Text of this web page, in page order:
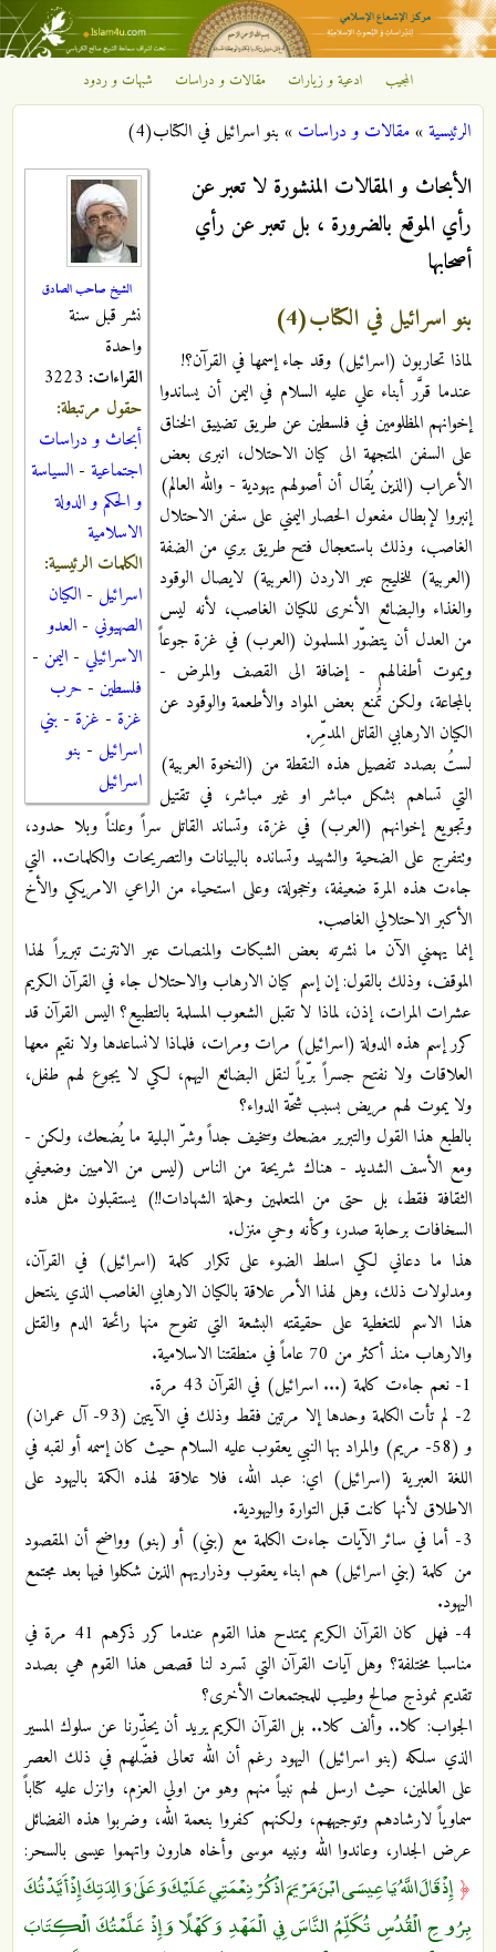
تجاوز إلى المحتوى الرئيسي
مركز
الإشعاع
الإسلامي
المجيب ادعية و زيارات مقالات و دراسات شبهات و ردود
أنت هنا
الرئيسية»مقالات و دراسات » بنو اسرائیل في الکتاب(4)
الشيخ صاحب الصادق
نشر قبل سنة
واحدة
القراءات:
حقول مرتبطة:
أبحاث و دراسات
اجتماعية - السياسة
و الحكم و الدولة
الاسلامية
الكلمات الرئيسية:
اسرائيل - الكيان
الصهيوني - العدو
الاسرائيلي - اليمن -
فلسطين - حرب
غزة - غزة - بني
اسرائيل - بنو
اسرائيل
الأبحاث و المقالات المنشورة لا تعبر عن
رأي الموقع بالضرورة ، بل تعبر عن رأي
أصحابها
بنو اسرائیل في الکتاب(4)
لماذا تحاربون (اسرائیل) وقد جاء إسمها في القرآن؟!
عندما قرَّر أبناء علي عليه السلام في اليمن أن يساندوا
إخوانهم المظلومين في فلسطين عن طريق تضييق الخناق
على السفن المتجهة الى كيان الاحتلال، انبرى بعض
الأعراب (الذين يُقال أن أصولهم يهودية - والله العالم)
إنبروا لإبطال مفعول الحصار اليمني على سفن الاحتلال
الغاصب، وذلك باستعجال فتح طريق بري من الضفة
(العربية) للخليج عبر الاردن (العربية) لايصال الوقود
والغذاء والبضائع الأخرى للكيان الغاصب، لأنه ليس
من العدل أن يتضوّر المسلمون (العرب) في غزة جوعاً
ويموت أطفالهم - إضافة الى القصف والمرض -
بالمجاعة، ولكن تُمنع بعض المواد والأطعمة والوقود عن
الكيان الارهابي القاتل المدمِّر.
لستُ بصدد تفصيل هذه النقطة من (النخوة العربية)
التي تساهم بشكل مباشر او غير مباشر، في تقتيل
وتجويع إخوانهم (العرب) في غزة، وتساند القاتل سراً وعلناً وبلا حدود،
وتتفرج على الضحية والشهيد وتسانده بالبيانات والتصريحات والكلمات.. التي
جاءت هذه المرة ضعيفة، وخجولة، وعلى استحياء من الراعي الامريكي والأخ
الأكبر الاحتلالي الغاصب.
إنما يهمني الآن ما نشرته بعض الشبكات والمنصات عبر الانترنت تبريراً لهذا
الموقف، وذلك بالقول: إن إسم كيان الارهاب والاحتلال جاء في القرآن الكريم
عشرات المرات، إذن، لماذا لا تقبل الشعوب المسلمة بالتطبيع؟ اليس القرآن قد
كرر إسم هذه الدولة (اسرائيل) مرات ومرات، فلماذا لانساعدها ولا نقيم معها
العلاقات ولا نفتح جسراً برّياً لنقل البضائع اليهم، لكي لا يجوع لهم طفل،
ولا يموت لهم مريض بسبب شحّة الدواء؟
بالطبع هذا القول والتبرير مضحك وسخيف جداً وشرّ البلية ما يُضحك، ولكن -
ومع الأسف الشديد - هناك شريحة من الناس (ليس من الاميين وضعيفي
الثقافة فقط، بل حتى من المتعلمين وحملة الشهادات!!) يستقبلون مثل هذه
السخافات برحابة صدر، وكأنه وحي منزل.
هذا ما دعاني لكي اسلط الضوء على تكرار كلمة (اسرائيل) في القرآن،
ومدلولات ذلك، وهل لهذا الأمر علاقة بالكيان الارهابي الغاصب الذي ينتحل
هذا الاسم للتغطية على حقيقته البشعة التي تفوح منها رائحة الدم والقتل
والارهاب منذ أكثر من 70 عاماً في منطقتنا الاسلامية.
1- نعم جاءت كلمة (... اسرائيل) في القرآن 43 مرة.
2- لم تأت الكلمة وحدها إلا مرتين فقط وذلك في الآيتين (93- آل عمران)
و (58- مريم) والمراد بها النبي يعقوب عليه السلام حيث كان إسمه أو لقبه في
اللغة العبرية (اسرائيل) اي: عبد الله، فلا علاقة لهذه الكمة باليهود على
الاطلاق لأنها كانت قبل التوارة واليهودية.
3- أما في سائر الآيات جاءت الكلمة مع (بني) أو (بنو) وواضح أن المقصود
من كلمة (بني اسرائيل) هم ابناء يعقوب وذراريهم الذين شكلوا فيها بعد مجتمع
اليهود.
4- فهل كان القرآن الكريم يمتدح هذا القوم عندما كرر ذكرهم 41 مرة في
مناسبا مختلفة؟ وهل آيات القرآن التي تسرد لنا قصص هذا القوم هي بصدد
تقديم نموذج صالح وطيب للمجتمعات الأخرى؟
الجواب: كلا.. وألف كلا.. بل القرآن الكريم يريد أن يحذِّرنا عن سلوك المسير
الذي سلكه (بنو اسرائيل) اليهود رغم أن الله تعالى فضّلهم في ذلك العصر
على العالمين، حيث ارسل لهم نبياً منهم وهو من اولي العزم، وانزل عليه كتاباً
سماوياً لارشادهم وتوجيههم، ولكنهم كفروا بنعمة الله، وضربوا هذه الفضائل
عرض الجدار، وعاندوا الله ونبيه موسى وأخاه هارون واتهموا عيسى بالسحر:
﴿إِذْ قَالَ اللَّهُ يَا عِيسَى ابْنَ مَرْيَمَ اذْكُرْ نِعْمَتِي عَلَيْكَ وَعَلَىٰ وَالِدَتِكَ إِذْ أَيَّدْتُكَ
بِرُوحِ الْقُدُسِ تُكَلِّمُ النَّاسَ فِي الْمَهْدِ وَكَهْلًا وَإِذْ عَلَّمْتُكَ الْكِتَابَ